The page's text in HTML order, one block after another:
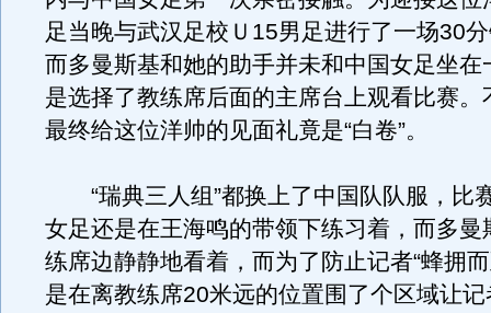
足当晚与武汉足校Ｕ15男足进行了一场30
而多曼斯基和她的助手并未和中国女足坐在
是选择了教练席后面的主席台上观看比赛。
最终给这位洋帅的见面礼竟是“白卷”。
“瑞典三人组”都换上了中国队队服，比
女足还是在王海鸣的带领下练习着，而多曼
练席边静静地看着，而为了防止记者“蜂拥
是在离教练席20米远的位置围了个区域让